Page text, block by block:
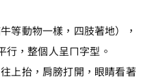
等動物一樣，四肢著地），
行，整個人呈ㄇ字型。
上抬，肩膀打開，眼睛看著